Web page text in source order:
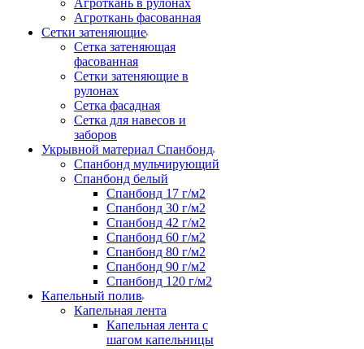
Агроткань в рулонах
Агроткань фасованная
Сетки затеняющие
Сетка затеняющая
фасованная
Сетки затеняющие в
рулонах
Сетка фасадная
Сетка для навесов и
заборов
Укрывной материал Спанбонд
Спанбонд мульчирующий
Спанбонд белый
Спанбонд 17 г/м2
Спанбонд 30 г/м2
Спанбонд 42 г/м2
Спанбонд 60 г/м2
Спанбонд 80 г/м2
Спанбонд 90 г/м2
Спанбонд 120 г/м2
Капельный полив
Капельная лента
Капельная лента с
шагом капельницы